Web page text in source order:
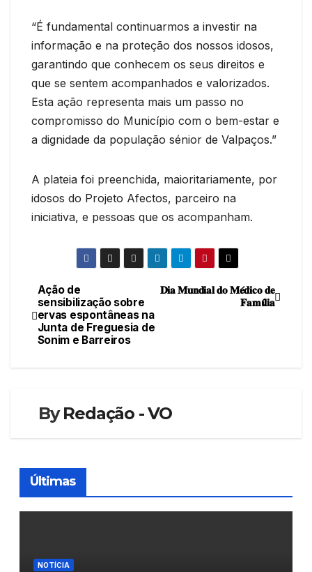
“É fundamental continuarmos a investir na
informação e na proteção dos nossos idosos,
garantindo que conhecem os seus direitos e
que se sentem acompanhados e valorizados.
Esta ação representa mais um passo no
compromisso do Município com o bem-estar e
a dignidade da população sénior de Valpaços.”
A plateia foi preenchida, maioritariamente, por
idosos do Projeto Afectos, parceiro na
iniciativa, e pessoas que os acompanham.
Navegação
de
𝐃𝐢𝐚 𝐌𝐮𝐧𝐝𝐢𝐚𝐥 𝐝𝐨 𝐌𝐞́𝐝𝐢𝐜𝐨 𝐝𝐞
𝐅𝐚𝐦𝛊́𝐥𝐢𝐚
Ação de
sensibilização sobre
ervas espontâneas na
Junta de Freguesia de
Sonim e Barreiros
ByRedação - VO
Últimas
NOTÍCIA